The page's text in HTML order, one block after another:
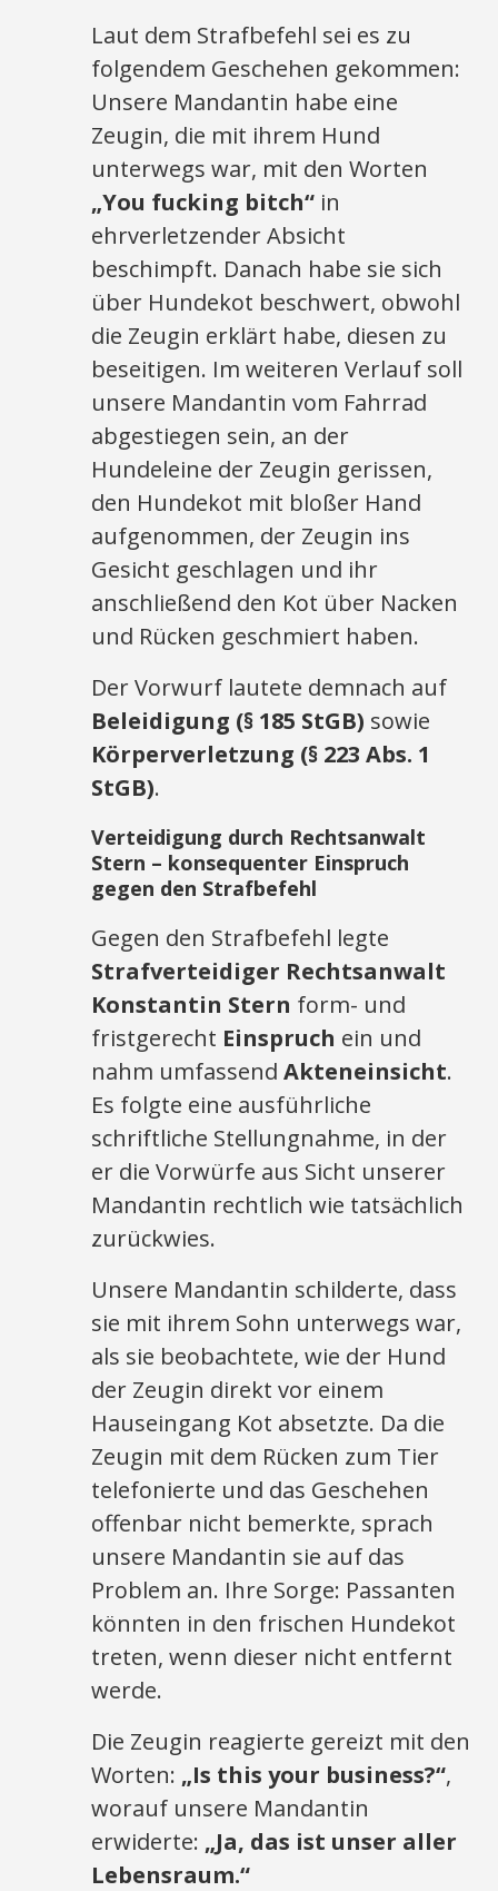
Laut dem Strafbefehl sei es zu
folgendem Geschehen gekommen:
Unsere Mandantin habe eine
Zeugin, die mit ihrem Hund
unterwegs war, mit den Worten
„You fucking bitch“ in
ehrverletzender Absicht
beschimpft. Danach habe sie sich
über Hundekot beschwert, obwohl
die Zeugin erklärt habe, diesen zu
beseitigen. Im weiteren Verlauf soll
unsere Mandantin vom Fahrrad
abgestiegen sein, an der
Hundeleine der Zeugin gerissen,
den Hundekot mit bloßer Hand
aufgenommen, der Zeugin ins
Gesicht geschlagen und ihr
anschließend den Kot über Nacken
und Rücken geschmiert haben.
Der Vorwurf lautete demnach auf
Beleidigung (§ 185 StGB) sowie
Körperverletzung (§ 223 Abs. 1
StGB).
Verteidigung durch Rechtsanwalt
Stern – konsequenter Einspruch
gegen den Strafbefehl
Gegen den Strafbefehl legte
Strafverteidiger Rechtsanwalt
Konstantin Stern form- und
fristgerecht Einspruch ein und
nahm umfassendAkteneinsicht.
Es folgte eine ausführliche
schriftliche Stellungnahme, in der
er die Vorwürfe aus Sicht unserer
Mandantin rechtlich wie tatsächlich
zurückwies.
Unsere Mandantin schilderte, dass
sie mit ihrem Sohn unterwegs war,
als sie beobachtete, wie der Hund
der Zeugin direkt vor einem
Hauseingang Kot absetzte. Da die
Zeugin mit dem Rücken zum Tier
telefonierte und das Geschehen
offenbar nicht bemerkte, sprach
unsere Mandantin sie auf das
Problem an. Ihre Sorge: Passanten
könnten in den frischen Hundekot
treten, wenn dieser nicht entfernt
werde.
Die Zeugin reagierte gereizt mit den
Worten: „Is this your business?“,
worauf unsere Mandantin
erwiderte: „Ja, das ist unser aller
Lebensraum.“